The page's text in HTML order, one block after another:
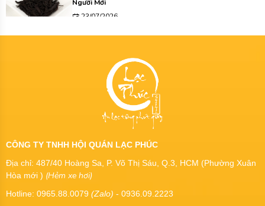
Người Mới
23/07/2026
CÔNG TY TNHH HỘI QUÁN LẠC PHÚC
Địa chỉ: 487/40 Hoàng Sa, P. Võ Thị Sáu, Q.3, HCM (Phường Xuân
Hòa mới ) (Hẻm xe hơi)
Hotline: 0965.88.0079 (Zalo) - 0936.09.2223